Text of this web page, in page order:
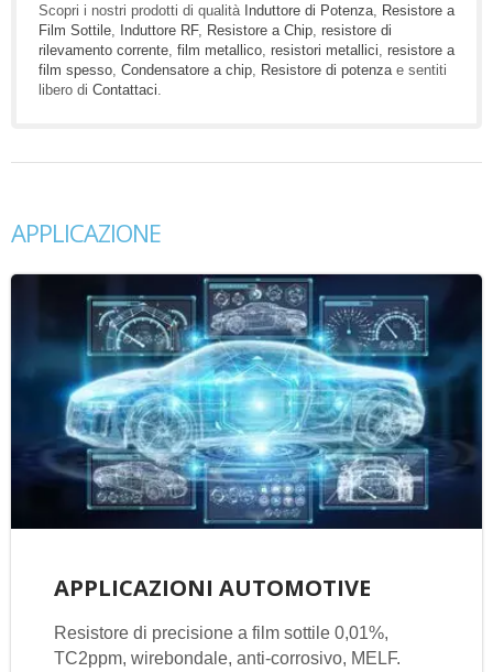
Scopri i nostri prodotti di qualità Induttore di Potenza
Resistore a
Film Sottile
Induttore RF, Resistore a Chip resistore di
rilevamento corrente film metallico resistori metallici resistore a
film spesso Condensatore a chip Resistore di potenza e sentiti
libero di Contattaci
APPLICAZIONE
APPLICAZIONI AUTOMOTIVE
Resistore di precisione a film sottile 0,01%,
TC2ppm, wirebondale, anti-corrosivo, MELF.